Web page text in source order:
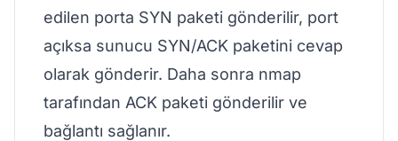
edilen porta SYN paketi gönderilir, port
açıksa sunucu SYN/ACK paketini cevap
olarak gönderir. Daha sonra nmap
tarafından ACK paketi gönderilir ve
bağlantı sağlanır.